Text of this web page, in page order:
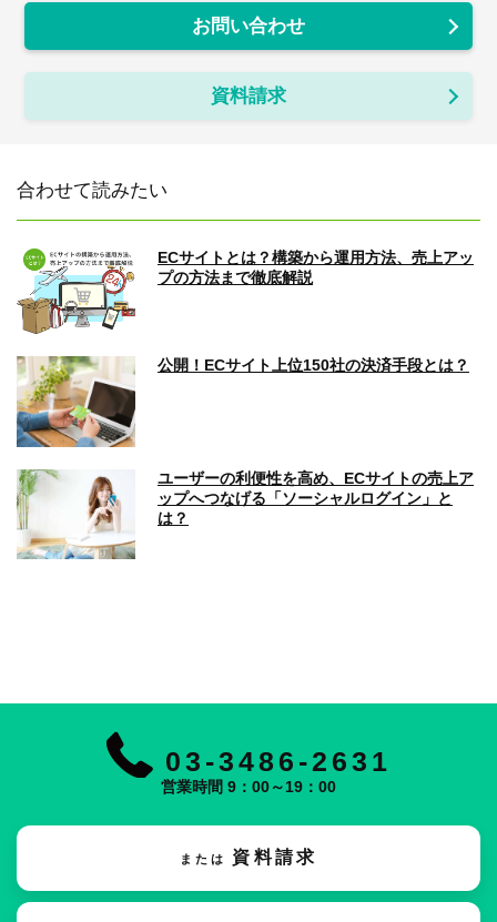
お問い合わせ
資料請求
合わせて読みたい
ECサイトとは？構築から運用方法、売上アッ
プの方法まで徹底解説
公開！ECサイト上位150社の決済手段とは？
ユーザーの利便性を高め、ECサイトの売上ア
ップへつなげる「ソーシャルログイン」と
は？
03-3486-2631
営業時間 9：00～19：00
または 資料請求